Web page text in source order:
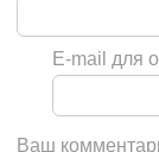
E-mail для
Ваш